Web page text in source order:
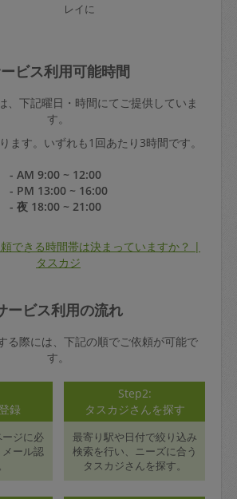
レイに
ビス利用可能時間
、下記曜日・時間にてご提供していま
す。
ます。いずれも1回あたり3時間です。
- AM 9:00 ~ 12:00
- PM 13:00 ~ 16:00
- 夜 18:00 ~ 21:00
できる時間帯は決まっていますか？ |
タスカジ
ービス利用の流れ
る際には、下記の順でご依頼が可能で
す。
録
ジに必
ール認
Step2:
タスカジさんを探す
最寄り駅や日付で絞り込み
検索を行い、ニーズに合う
タスカジさんを探す。